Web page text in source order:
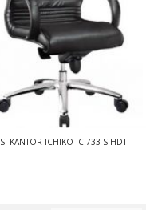
KANTOR ICHIKO IC 733 S HDT